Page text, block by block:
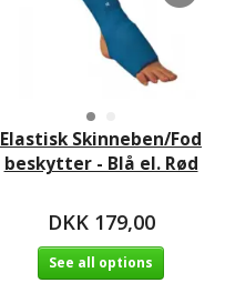
Elastisk Skinneben/Fod
beskytter - Blå el. Rød
DKK 179,00
See all options